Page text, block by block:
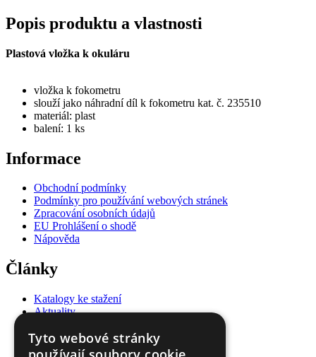
Popis produktu a vlastnosti
Plastová vložka k okuláru
vložka k fokometru
slouží jako náhradní díl k fokometru kat. č. 235510
materiál: plast
balení: 1 ks
Informace
Obchodní podmínky
Podmínky pro používání webových stránek
Zpracování osobních údajů
EU Prohlášení o shodě
Nápověda
Články
Katalogy ke stažení
Aktuality
Blog
Tyto webové stránky